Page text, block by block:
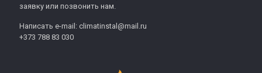
заявку или позвонить нам.
Написать e-mail: climatinstal@mail.ru
+373 788 83 030